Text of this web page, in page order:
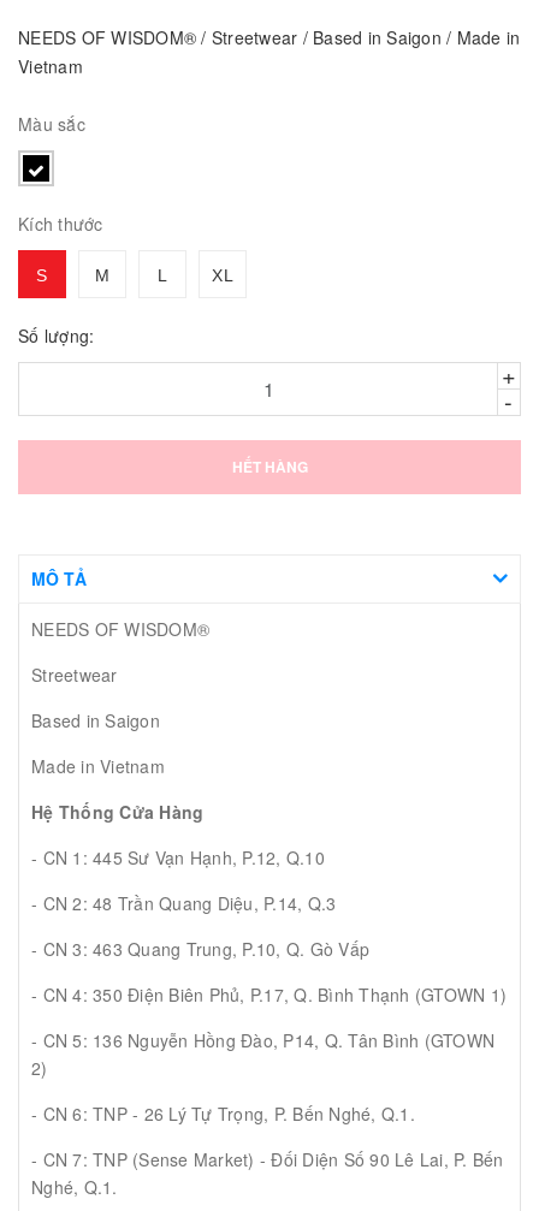
NEEDS OF WISDOM® / Streetwear / Based in Saigon / Made in
Vietnam
Màu sắc
Kích thước
S M L XL
Số lượng:
+
-
HẾT HÀNG
MÔ TẢ
NEEDS OF WISDOM®
Streetwear
Based in Saigon
Made in Vietnam
Hệ Thống Cửa Hàng
- CN 1: 445 Sư Vạn Hạnh, P.12, Q.10
- CN 2: 48 Trần Quang Diệu, P.14, Q.3
- CN 3: 463 Quang Trung, P.10, Q. Gò Vấp
- CN 4: 350 Điện Biên Phủ, P.17, Q. Bình Thạnh (GTOWN 1)
- CN 5: 136 Nguyễn Hồng Đào, P14, Q. Tân Bình (GTOWN
2)
- CN 6: TNP - 26 Lý Tự Trọng, P. Bến Nghé, Q.1.
- CN 7: TNP (Sense Market) - Đối Diện Số 90 Lê Lai, P. Bến
Nghé, Q.1.